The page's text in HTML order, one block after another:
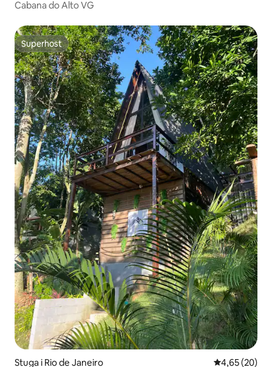
Cabana do Alto VG
Superhost
Superhost
Stuga i Rio de Janeiro 4,65 av 5 i
4,65 (20)